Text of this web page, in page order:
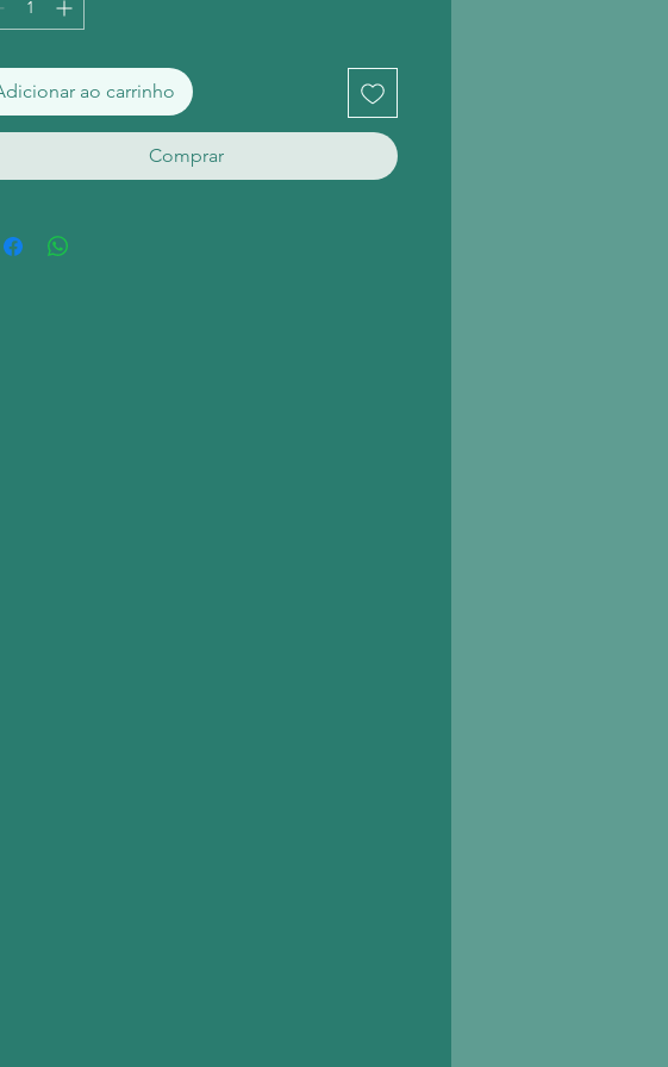
ao carrinho
Comprar